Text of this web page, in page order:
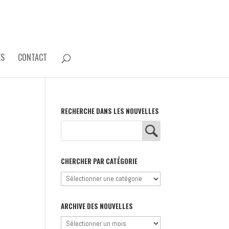
CONTACT
RECHERCHE DANS LES NOUVELLES
CHERCHER PAR CATÉGORIE
Chercher
catégorie
ARCHIVE DES NOUVELLES
Archive